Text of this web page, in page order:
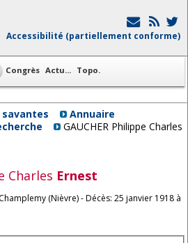
Accessibilité (partiellement conforme)
Congrès Actu... Topo.
Annuaire
GAUCHER Philippe Charles
Charles Ernest
(Nièvre) - Décès: 25 janvier 1918 à